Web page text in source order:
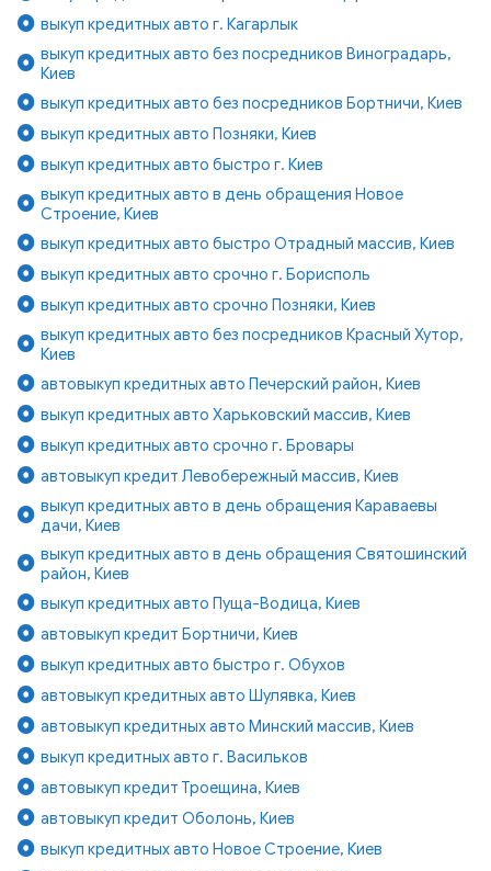
выкуп кредитных авто г. Кагарлык
выкуп кредитных авто без посредников Виноградарь,
Киев
выкуп кредитных авто без посредников Бортничи, Киев
выкуп кредитных авто Позняки, Киев
выкуп кредитных авто быстро г. Киев
выкуп кредитных авто в день обращения Новое
Строение, Киев
выкуп кредитных авто быстро Отрадный массив, Киев
выкуп кредитных авто срочно г. Борисполь
выкуп кредитных авто срочно Позняки, Киев
выкуп кредитных авто без посредников Красный Хутор,
Киев
автовыкуп кредитных авто Печерский район, Киев
выкуп кредитных авто Харьковский массив, Киев
выкуп кредитных авто срочно г. Бровары
автовыкуп кредит Левобережный массив, Киев
выкуп кредитных авто в день обращения Караваевы
дачи, Киев
выкуп кредитных авто в день обращения Святошинский
район, Киев
выкуп кредитных авто Пуща-Водица, Киев
автовыкуп кредит Бортничи, Киев
выкуп кредитных авто быстро г. Обухов
автовыкуп кредитных авто Шулявка, Киев
автовыкуп кредитных авто Минский массив, Киев
выкуп кредитных авто г. Васильков
автовыкуп кредит Троещина, Киев
автовыкуп кредит Оболонь, Киев
выкуп кредитных авто Новое Строение, Киев